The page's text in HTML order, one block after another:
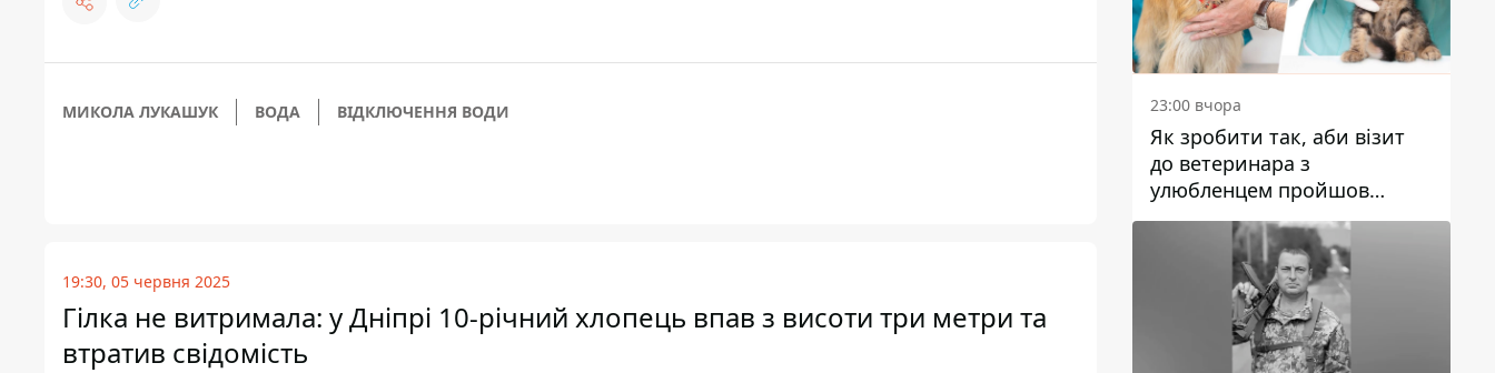
МИКОЛА ЛУКАШУК ВОДА ВІДКЛЮЧЕННЯ ВОДИ
19:30, 05 червня 2025
Гілка не витримала: у Дніпрі 10-річний хлопець впав з висоти три метри та
втратив свідомість
23:00 вчора
Як зробити так, аби візит
до ветеринара з
улюбленцем пройшов
спокійно: прості поради